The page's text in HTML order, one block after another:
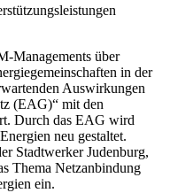
Managements über
in der
Auswirkungen
(EAG)“ mit den
Durch das EAG wird
neu gestaltet.
Stadtwerker Judenburg,
Thema Netzanbindung
ein.